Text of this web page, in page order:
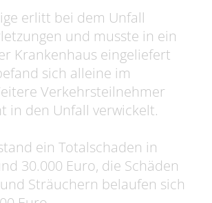
erlitt bei dem Unfall
und musste in ein
Krankenhaus eingeliefert
sich alleine im
Verkehrsteilnehmer
in den Unfall verwickelt.
ein Totalschaden in
30.000 Euro, die Schäden
Sträuchern belaufen sich